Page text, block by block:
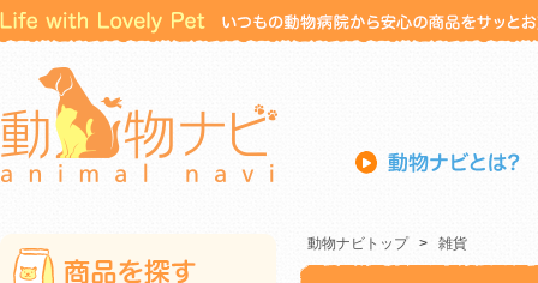
動物ナビトップ > 雑貨